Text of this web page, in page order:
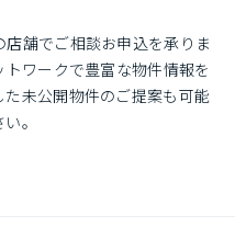
舗でご相談お申込を承りま
ワークで豊富な物件情報を
未公開物件のご提案も可能
。